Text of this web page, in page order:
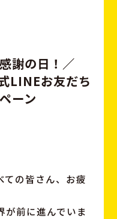
感謝の日 ！ ／
LINEお友だち
ペーン
ての皆さん、お疲
が前に進んでいま